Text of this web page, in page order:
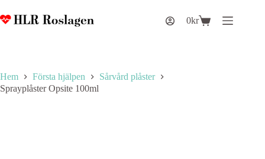
till
innehåll
Varukorg
0kr
Hem Första hjälpen
Sårvård plåster
Sprayplåster Opsite 100ml